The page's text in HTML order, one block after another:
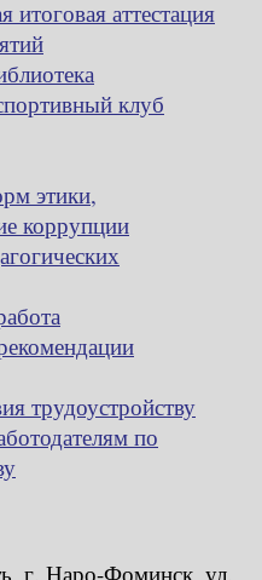
итоговая аттестация
клуб
этики,
коррупции
трудоустройству
по
г. Наро-Фоминск, ул.